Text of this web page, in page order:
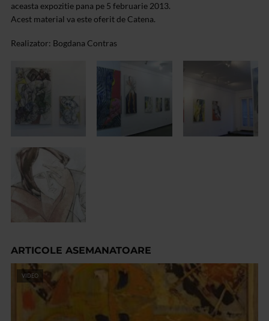
aceasta expozitie pana pe 5 februarie 2013.
Acest material va este oferit de Catena.
Realizator: Bogdana Contras
ARTICOLE ASEMANATOARE
VIDEO